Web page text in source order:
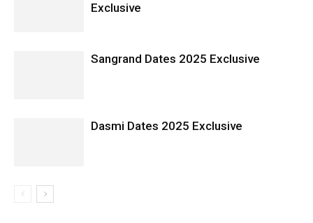
Exclusive
Sangrand Dates 2025 Exclusive
Dasmi Dates 2025 Exclusive